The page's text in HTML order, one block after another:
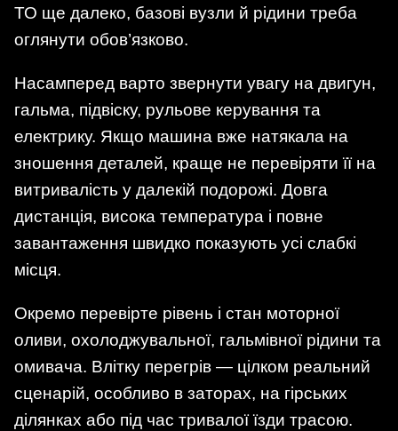
ТО ще далеко, базові вузли й рідини треба
оглянути обов’язково.
Насамперед варто звернути увагу на двигун,
гальма, підвіску, рульове керування та
електрику. Якщо машина вже натякала на
зношення деталей, краще не перевіряти її на
витривалість у далекій подорожі. Довга
дистанція, висока температура і повне
завантаження швидко показують усі слабкі
місця.
Окремо перевірте рівень і стан моторної
оливи, охолоджувальної, гальмівної рідини та
омивача. Влітку перегрів — цілком реальний
сценарій, особливо в заторах, на гірських
ділянках або під час тривалої їзди трасою.